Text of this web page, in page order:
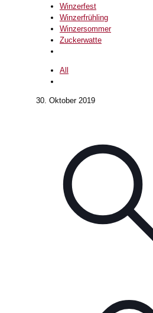
Winzerfest
Winzerfrühling
Winzersommer
Zuckerwatte
All
30. Oktober 2019